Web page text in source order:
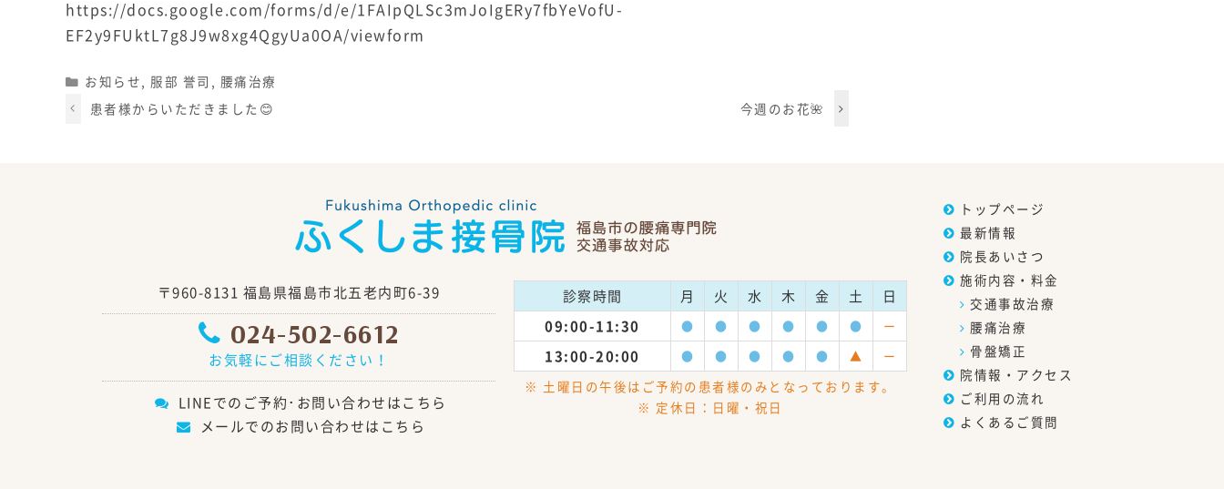
https://docs.google.com/forms/d/e/1FAIpQLSc3mJoIgERy7fbYeVofU-
EF2y9FUktL7g8J9w8xg4QgyUa0OA/viewform
Categories
お知らせ, 服部 誉司 , 腰痛治療
患者様からいただきました😊
今週のお花🌺
〒960-8131 福島県福島市北五老内町6-39
024-502-6612
お気軽にご相談ください！
LINEでのご予約･お問い合わせはこちら
メールでのお問い合わせはこちら
診察時間 月 火 水 木 金 土
日
09:00-11:30
● ● ● ● ● ● ー
13:00-20:00 ● ● ● ● ● ▲ ー
※ 土曜日の午後はご予約の患者様のみとなっております。
※ 定休日：日曜・祝日
トップページ
最新情報
院長あいさつ
施術内容・料金
交通事故治療
腰痛治療
骨盤矯正
院情報・アクセス
ご利用の流れ
よくあるご質問